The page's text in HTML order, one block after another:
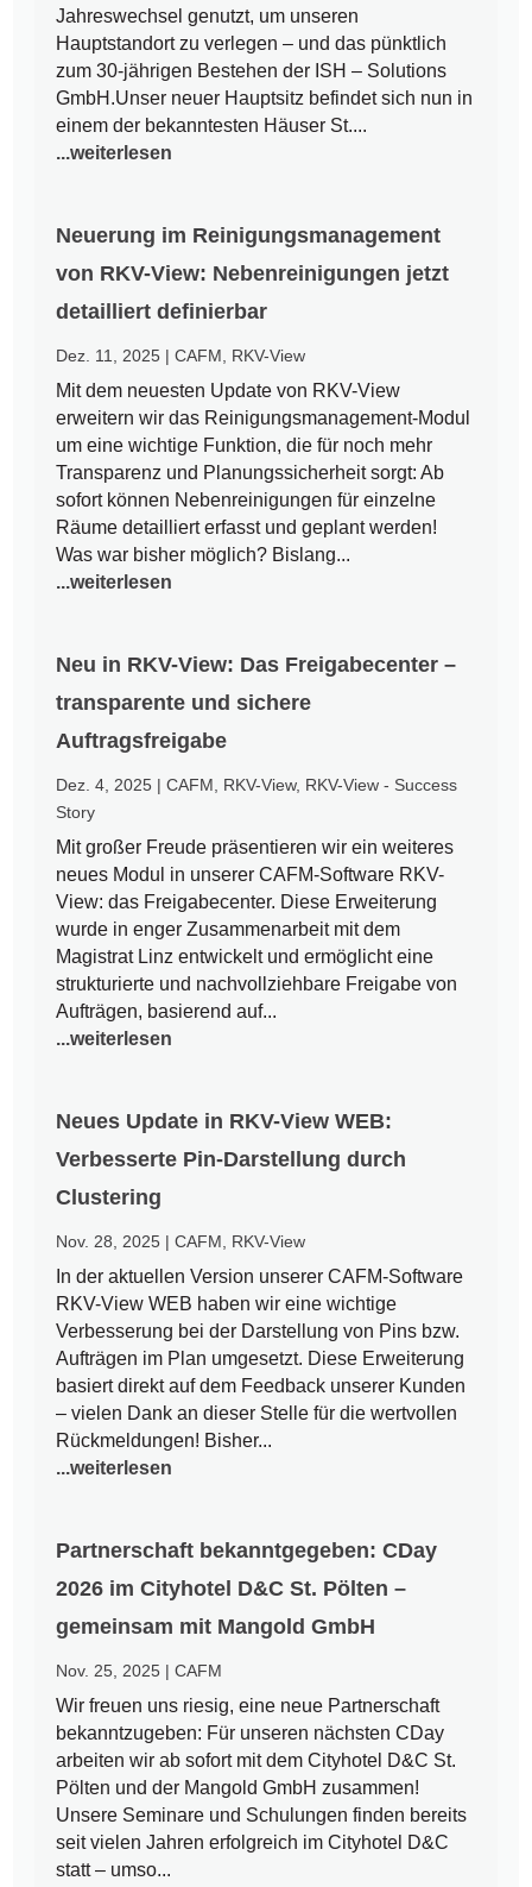
Jahreswechsel genutzt, um unseren
Hauptstandort zu verlegen – und das pünktlich
zum 30-jährigen Bestehen der ISH – Solutions
GmbH.Unser neuer Hauptsitz befindet sich nun in
einem der bekanntesten Häuser St....
...weiterlesen
Neuerung im Reinigungsmanagement
von RKV-View: Nebenreinigungen jetzt
detailliert definierbar
Dez. 11, 2025 |CAFM RKV-View
Mit dem neuesten Update von RKV-View
erweitern wir das Reinigungsmanagement-Modul
um eine wichtige Funktion, die für noch mehr
Transparenz und Planungssicherheit sorgt: Ab
sofort können Nebenreinigungen für einzelne
Räume detailliert erfasst und geplant werden!
Was war bisher möglich? Bislang...
...weiterlesen
Neu in RKV-View: Das Freigabecenter –
transparente und sichere
Auftragsfreigabe
Dez. 4, 2025 |CAFM RKV-View, RKV-View - Success
Story
Mit großer Freude präsentieren wir ein weiteres
neues Modul in unserer CAFM-Software RKV-
View: das Freigabecenter. Diese Erweiterung
wurde in enger Zusammenarbeit mit dem
Magistrat Linz entwickelt und ermöglicht eine
strukturierte und nachvollziehbare Freigabe von
Aufträgen, basierend auf...
...weiterlesen
Neues Update in RKV-View WEB:
Verbesserte Pin-Darstellung durch
Clustering
Nov. 28, 2025 |CAFM RKV-View
In der aktuellen Version unserer CAFM-Software
RKV-View WEB haben wir eine wichtige
Verbesserung bei der Darstellung von Pins bzw.
Aufträgen im Plan umgesetzt. Diese Erweiterung
basiert direkt auf dem Feedback unserer Kunden
– vielen Dank an dieser Stelle für die wertvollen
Rückmeldungen! Bisher...
...weiterlesen
Partnerschaft bekanntgegeben: CDay
2026 im Cityhotel D&C St. Pölten –
gemeinsam mit Mangold GmbH
Nov. 25, 2025 |CAFM
Wir freuen uns riesig, eine neue Partnerschaft
bekanntzugeben: Für unseren nächsten CDay
arbeiten wir ab sofort mit dem Cityhotel D&C St.
Pölten und der Mangold GmbH zusammen!
Unsere Seminare und Schulungen finden bereits
seit vielen Jahren erfolgreich im Cityhotel D&C
statt – umso...